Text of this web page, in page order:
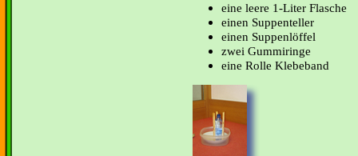
eine leere 1-Liter Flasche
einen Suppenteller
einen Suppenlöffel
zwei Gummiringe
eine Rolle Klebeband